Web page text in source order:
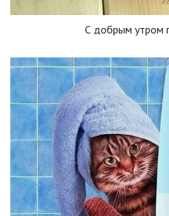
С добрым утром